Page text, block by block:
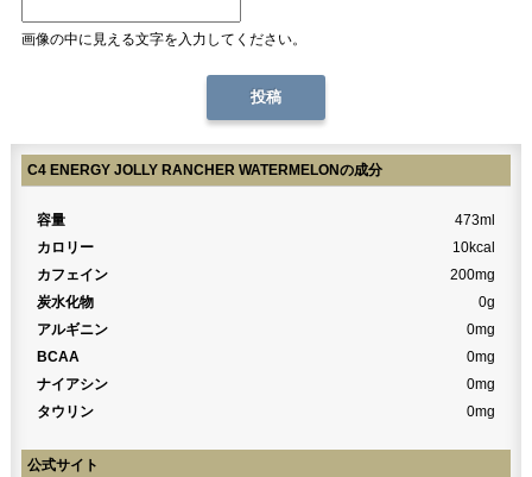
画像の中に見える文字を入力してください。
C4 ENERGY JOLLY RANCHER WATERMELONの成分
容量
473ml
カロリー
10kcal
カフェイン
200mg
炭水化物
0g
アルギニン
0mg
BCAA
0mg
ナイアシン
0mg
タウリン
0mg
公式サイト